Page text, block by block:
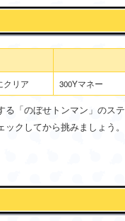
クリア 300Yマネー
「のぼせトンマン」のス
クしてから挑みましょう。